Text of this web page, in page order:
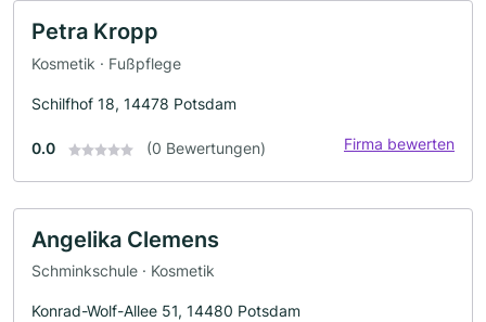
Petra Kropp
Kosmetik · Fußpflege
Schilfhof 18, 14478 Potsdam
0.0 (0 Bewertungen) Firma bewerten
Angelika Clemens
Schminkschule · Kosmetik
Konrad-Wolf-Allee 51, 14480 Potsdam